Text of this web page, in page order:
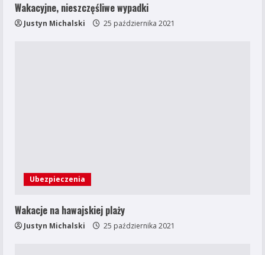
Wakacyjne, nieszczęśliwe wypadki
Justyn Michalski 25 października 2021
Ubezpieczenia
Wakacje na hawajskiej plaży
Justyn Michalski 25 października 2021